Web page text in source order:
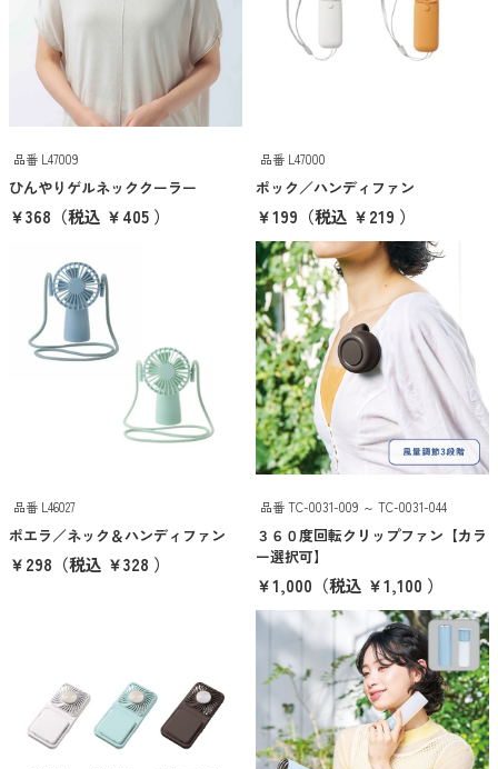
時計・カレンダー
あったかグッズ
涼感グッズ・うちわ
防災・防犯グッズ
アウトドア・旅行・レジャー
キーホルダ
キッチン
バスグッズ
抽選会・イベント用キット
カラーから探す
ブラック
品番 L47009
ひんやりゲルネッククーラー
￥368 （税込 ￥405 ）
品番 L47000
ポック／ハンディファン
￥199 （税込 ￥219 ）
品番 L46027
ポエラ／ネック＆ハンディファン
￥298 （税込 ￥328 ）
品番 TC-0031-009 ～ TC-0031-044
３６０度回転クリップファン【カラ
ー選択可】
￥1,000 （税込 ￥1,100 ）